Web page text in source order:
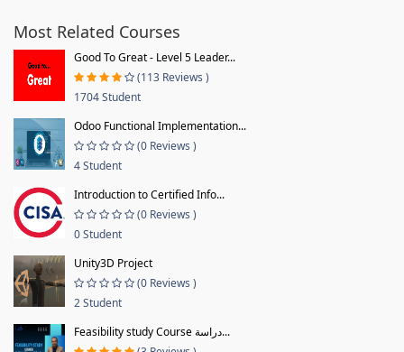
Most Related Courses
Good To Great - Level 5 Leader...
(113 Reviews )
1704 Student
Odoo Functional Implementation...
(0 Reviews )
4 Student
Introduction to Certified Info...
(0 Reviews )
0 Student
Unity3D Project
(0 Reviews )
2 Student
Feasibility study Course دراسة...